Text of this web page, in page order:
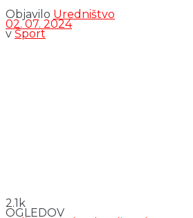
Objavilo Uredništvo
02. 07. 2024
v Šport
2.1k
OGLEDOV